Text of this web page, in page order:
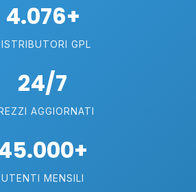
4.076+
GPL
24/7
AGGIORNATI
UTENTI MENSILI